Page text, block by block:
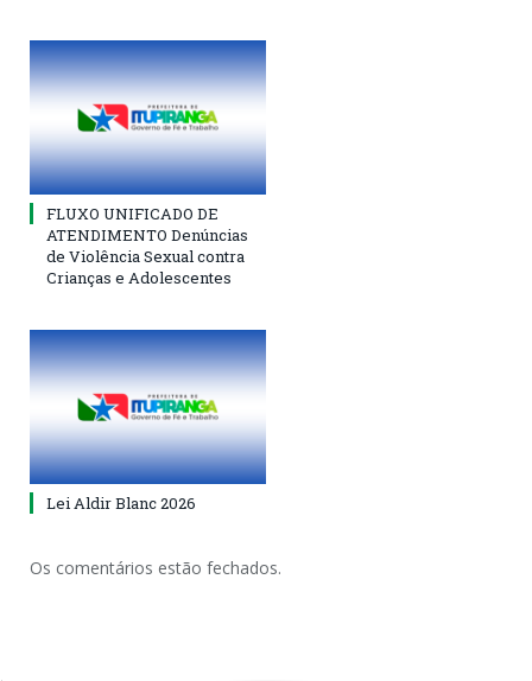
FLUXO UNIFICADO DE
ATENDIMENTO Denúncias
de Violência Sexual contra
Crianças e Adolescentes
Lei Aldir Blanc 2026
Os comentários estão fechados.